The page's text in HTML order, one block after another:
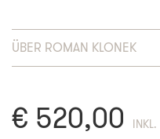
ÜBER ROMAN KLONEK
€ 520,00